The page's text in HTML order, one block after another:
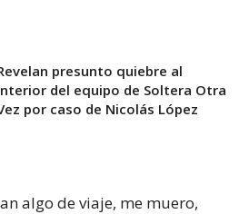
presunto quiebre al
del equipo de Soltera Otra
por caso de Nicolás López
algo de viaje, me muero,